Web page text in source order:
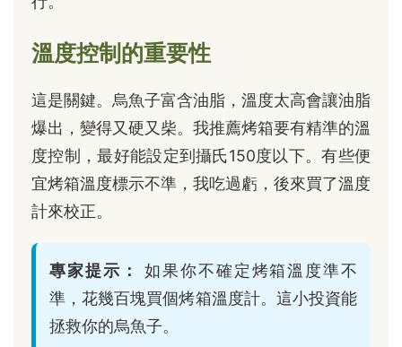
溫度控制的重要性
這是關鍵。烏魚子富含油脂，溫度太高會讓油脂
爆出，變得又硬又柴。我推薦烤箱要有精準的溫
度控制，最好能設定到攝氏150度以下。有些便
宜烤箱溫度標示不準，我吃過虧，後來買了溫度
計來校正。
專家提示：
如果你不確定烤箱溫度準不
準，花幾百塊買個烤箱溫度計。這小投資能
拯救你的烏魚子。